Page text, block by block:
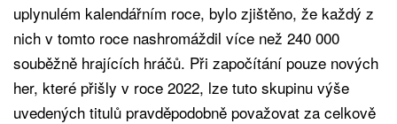
uplynulém kalendářním roce, bylo zjištěno, že každý z
nich v tomto roce nashromáždil více než 240 000
souběžně hrajících hráčů. Při započítání pouze nových
her, které přišly v roce 2022, lze tuto skupinu výše
uvedených titulů pravděpodobně považovat za celkově